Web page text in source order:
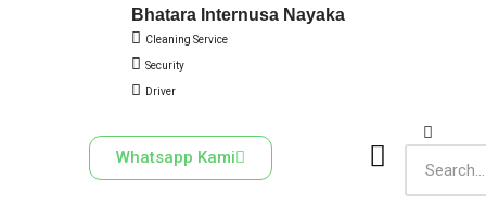
Bhatara Internusa Nayaka
Cleaning Service
Security
Driver
Whatsapp Kami